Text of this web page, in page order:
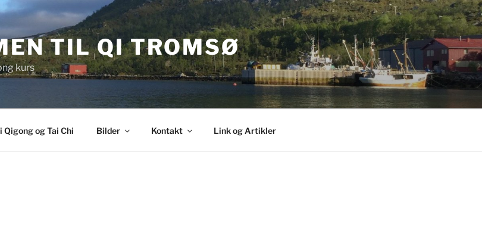
TIL QI TROMSØ
kurs
Qigong og Tai Chi Bilder Kontakt Link og Artikler